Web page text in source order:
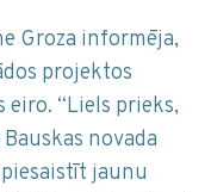
Groza informēja,
projektos
“Liels prieks,
novada
jaunu